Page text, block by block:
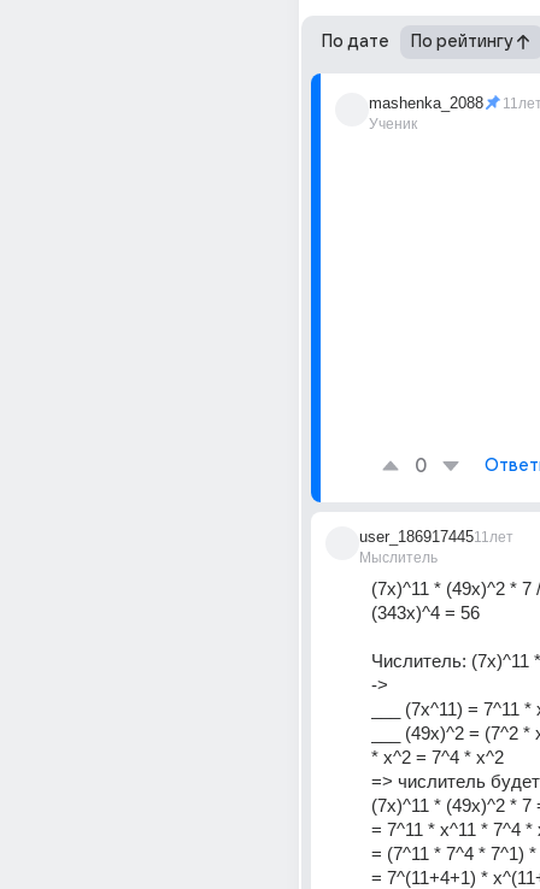
По дате По рейтингу
mashenka_2088
Ученик
0
user_186917445
Мыслитель
11лет
(7x)^11 * (49x)^2 * 7
(343x)^4 = 56
Числитель: (7x)^11
->
___ (7x^11) = 7^11 *
___ (49x)^2 = (7^2
* x^2 = 7^4 * x^2
=> числитель
(7x)^11 * (49x)^2 * 7
= 7^11 * x^11 * 7^4 *
= (7^11 * 7^4 * 7^1)
= 7^(11+4+1) *